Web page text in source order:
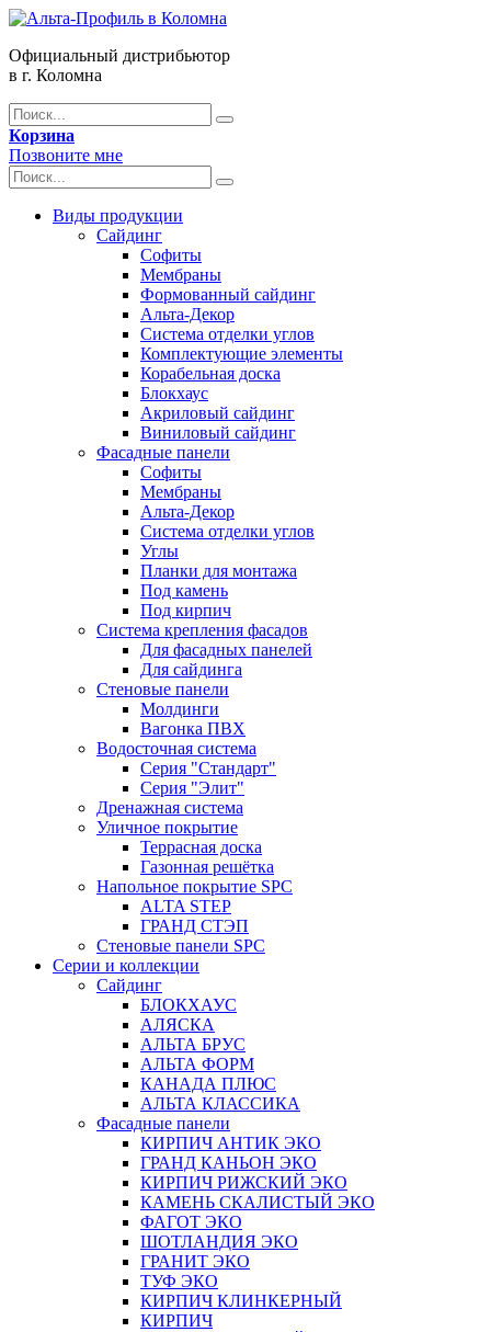
Официальный дистрибьютор
в г. Коломна
Корзина
Позвоните мне
Виды продукции
Сайдинг
Софиты
Мембраны
Формованный сайдинг
Альта-Декор
Система отделки углов
Комплектующие элементы
Корабельная доска
Блокхаус
Акриловый сайдинг
Виниловый сайдинг
Фасадные панели
Софиты
Мембраны
Альта-Декор
Система отделки углов
Углы
Планки для монтажа
Под камень
Под кирпич
Система крепления фасадов
Для фасадных панелей
Для сайдинга
Стеновые панели
Молдинги
Вагонка ПВХ
Водосточная система
Серия "Стандарт"
Серия "Элит"
Дренажная система
Уличное покрытие
Террасная доска
Газонная решётка
Напольное покрытие SPC
ALTA STEP
ГРАНД СТЭП
Стеновые панели SPC
Серии и коллекции
Сайдинг
БЛОКХАУС
АЛЯСКА
АЛЬТА БРУС
АЛЬТА ФОРМ
КАНАДА ПЛЮС
АЛЬТА КЛАССИКА
Фасадные панели
КИРПИЧ АНТИК ЭКО
ГРАНД КАНЬОН ЭКО
КИРПИЧ РИЖСКИЙ ЭКО
КАМЕНЬ СКАЛИСТЫЙ ЭКО
ФАГОТ ЭКО
ШОТЛАНДИЯ ЭКО
ГРАНИТ ЭКО
ТУФ ЭКО
КИРПИЧ КЛИНКЕРНЫЙ
КИРПИЧ